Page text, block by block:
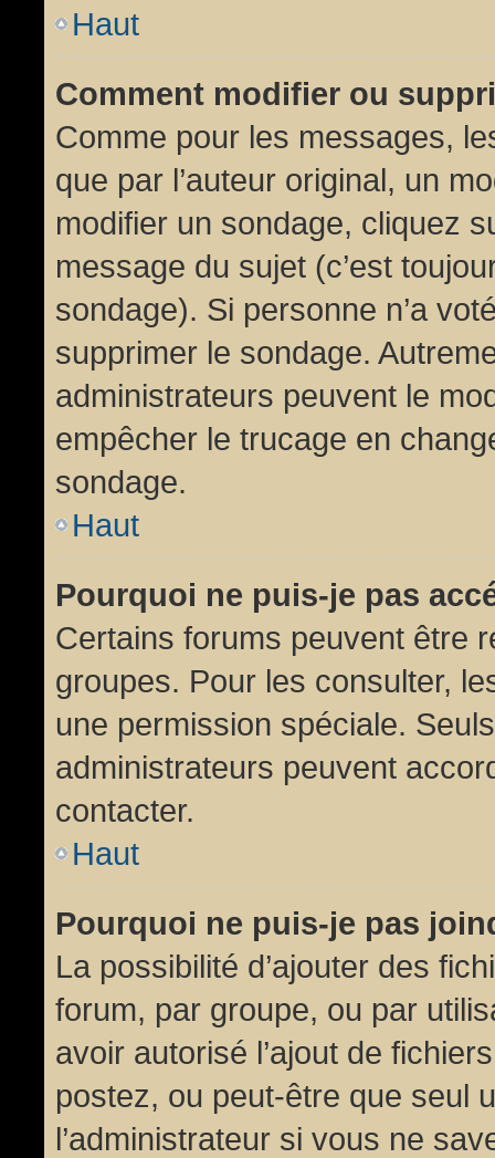
Haut
Comment modifier ou
Comme pour les messages,
que par l’auteur original, un
modifier un sondage, cliquez
message du sujet (c’est
sondage). Si personne n’a
supprimer le sondage.
administrateurs peuvent le
empêcher le trucage en
sondage.
Haut
Pourquoi ne puis-je pas
Certains forums peuvent être
groupes. Pour les consulter,
une permission spéciale.
administrateurs peuvent
contacter.
Haut
Pourquoi ne puis-je pas
La possibilité d’ajouter des
forum, par groupe, ou par
avoir autorisé l’ajout de
postez, ou peut-être que seul
l’administrateur si vous ne